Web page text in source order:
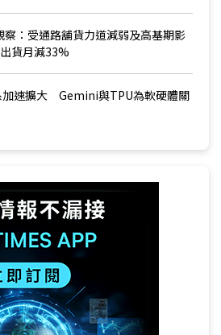
：受通路舖貨力道減弱及高基期影
貨月減33%
加速擴大 Gemini與TPU為軟硬體關